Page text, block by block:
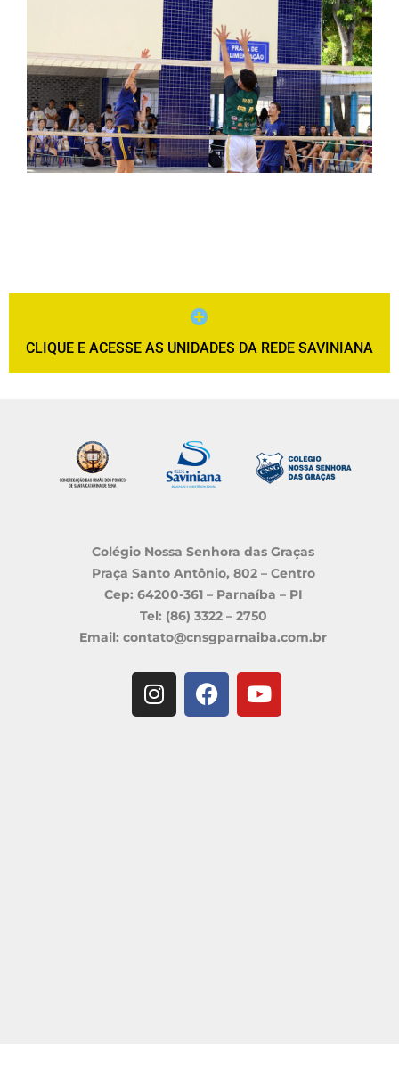
CLIQUE E ACESSE AS UNIDADES DA REDE SAVINIANA
Colégio Nossa Senhora das Graças
Praça Santo Antônio, 802 – Centro
Cep: 64200-361 – Parnaíba – PI
Tel: (86) 3322 – 2750
Email: contato@cnsgparnaiba.com.br